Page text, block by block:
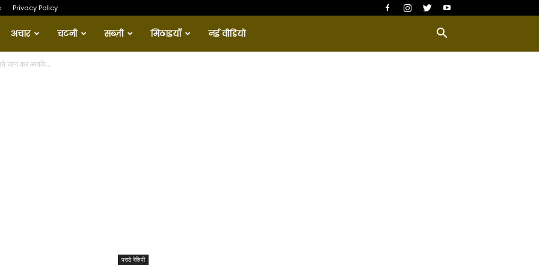
Privacy Policy
अचार चटनी सब्ज़ी मिठाइयाँ नई वीडियो
जान कर आपके...
पराठे रेसिपी